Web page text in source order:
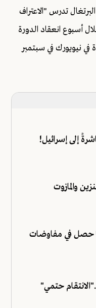
تدرس "الاعتراف
أسبوع انعقاد الدورة
في نيويورك في سبتمبر
إلى إسرائيل!
والمازوت
حصل في مفاوضات
حتمي"